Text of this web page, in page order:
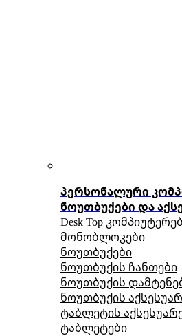
პერსონალური
ნოუთბუქები და
Desk Top
მონობლოკები
ნოუთბუქები
ნოუთბუქის ჩანთები
ნოუთბუქის
ნოუთბუქის
ტაბლეტის
ტაბლეტები